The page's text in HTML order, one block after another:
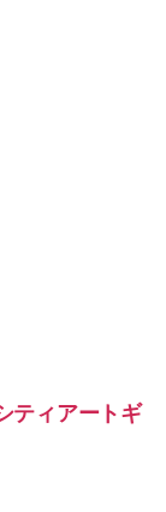
ティアートギ